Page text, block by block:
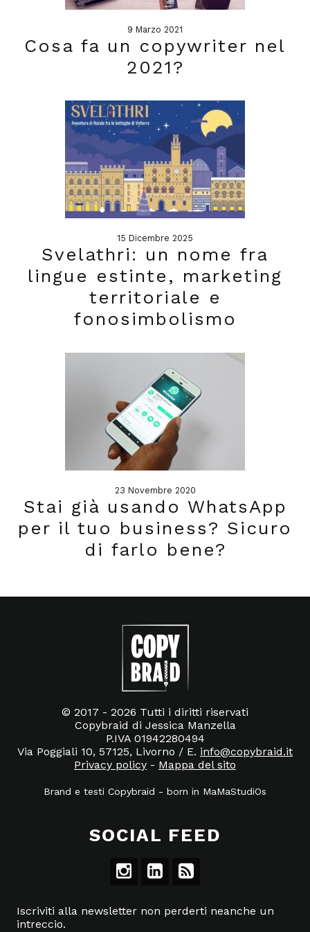
9 Marzo 2021
Cosa fa un copywriter nel
2021?
15 Dicembre 2025
Svelathri: un nome fra
lingue estinte, marketing
territoriale e
fonosimbolismo
23 Novembre 2020
Stai già usando WhatsApp
per il tuo business? Sicuro
di farlo bene?
© 2017 - 2026 Tutti i diritti riservati
Copybraid di Jessica Manzella
P.IVA 01942280494
Via Poggiali 10, 57125, Livorno / E. info@copybraid.it
Privacy policy - Mappa del sito
Brand e testi Copybraid - born in MaMaStudiOs
SOCIAL FEED
Iscriviti alla newsletter non perderti neanche un
intreccio.